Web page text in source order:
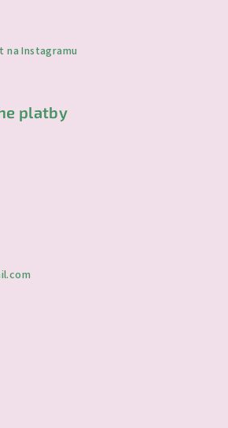
na Instagramu
platby